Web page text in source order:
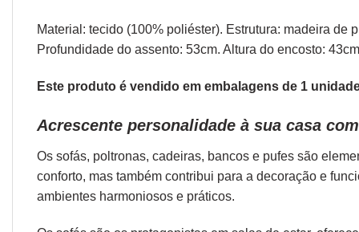
Material: tecido (100% poliéster). Estrutura: madeira de
Profundidade do assento: 53cm. Altura do encosto:
Este produto é vendido em embalagens de 1
Acrescente personalidade à sua casa
Os sofás, poltronas, cadeiras, bancos e pufes são
conforto, mas também contribui para a decoração e
ambientes harmoniosos e práticos.